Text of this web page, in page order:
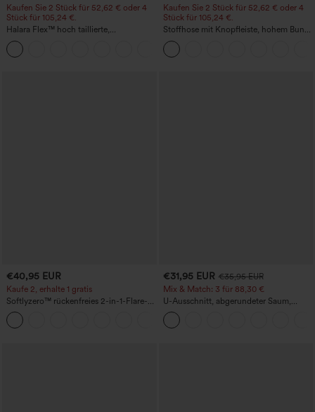
Kaufen Sie 2 Stück für 52,62 € oder 4
Stück für 105,24 €.
Halara Flex™ hoch taillierte,
figurformende Arbeitshose, die die Taille
schmaler wirken lässt, mit Taschen,
weitem Bein und Mikro-Waffelstruktur
Kaufen Sie 2 Stück für 52,62 € oder 4
Stück für 105,24 €.
Stoffhose mit Knopfleiste, hohem Bund,
mehreren Taschen und geradem Bein
€40,95 EUR
Kaufe 2, erhalte 1 gratis
Softlyzero™ rückenfreies 2-in-1-Flare-
Trainingskleid – Wannabe – Easy Peezy
€31,95 EUR €35,95 EUR
Mix & Match: 3 für 88,30 €
U-Ausschnitt, abgerundeter Saum,
InstantCool Yoga-Trägertop – UPF50+